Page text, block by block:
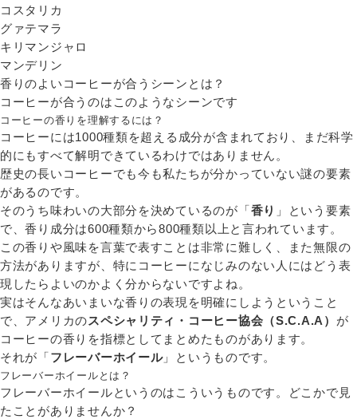
コスタリカ
グァテマラ
キリマンジャロ
マンデリン
香りのよいコーヒーが合うシーンとは？
コーヒーが合うのはこのようなシーンです
コーヒーの香りを理解するには？
コーヒーには1000種類を超える成分が含まれており、まだ科学
的にもすべて解明できているわけではありません。
歴史の長いコーヒーでも今も私たちが分かっていない謎の要素
があるのです。
そのうち味わいの大部分を決めているのが「 香り 」という要素
で、香り成分は600種類から800種類以上と言われています。
この香りや風味を言葉で表すことは非常に難しく、また無限の
方法がありますが、特にコーヒーになじみのない人にはどう表
現したらよいのかよく分からないですよね。
実はそんなあいまいな香りの表現を明確にしようということ
で、アメリカのスペシャリティ・コーヒー協会（S.C.A.A） が
コーヒーの香りを指標としてまとめたものがあります。
それが「 フレーバーホイール」というものです。
フレーバーホイールとは？
フレーバーホイールというのはこういうものです。どこかで見
たことがありませんか？